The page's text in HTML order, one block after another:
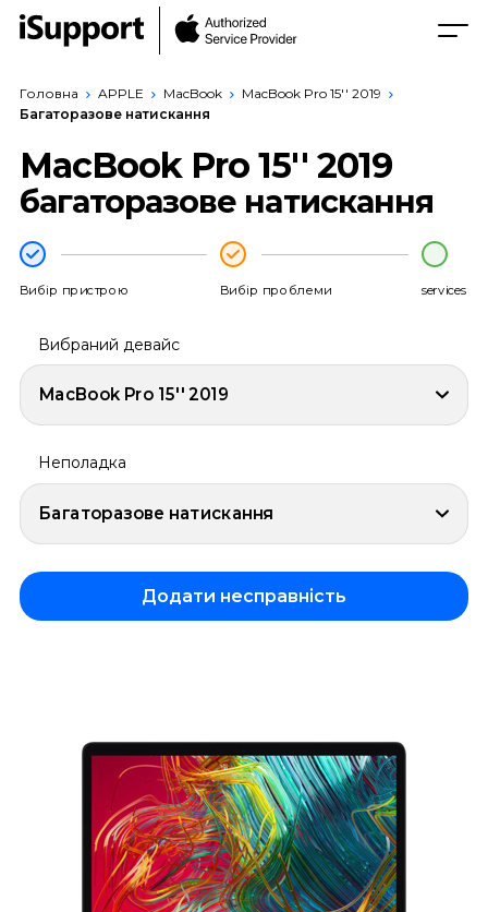
Головна APPLE MacBook
MacBook Pro 15'' 2019
Багаторазове натискання
MacBook Pro 15'' 2019
багаторазове натискання
Вибір пристрою Вибір проблеми services
Вибраний девайс
MacBook Pro 15'' 2019
Неполадка
Багаторазове натискання
Додати несправність